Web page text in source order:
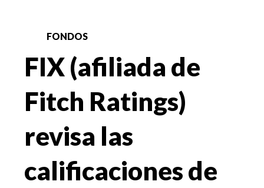
FONDOS
FIX (afiliada de
Fitch Ratings)
revisa las
calificaciones de